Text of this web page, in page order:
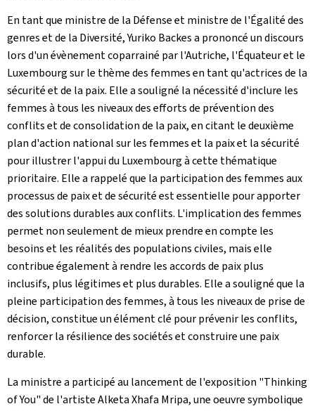
En tant que ministre de la Défense et ministre de l'Égalité des
genres et de la Diversité, Yuriko Backes a prononcé un discours
lors d'un évènement coparrainé par l'Autriche, l'Équateur et le
Luxembourg sur le thème des femmes en tant qu'actrices de la
sécurité et de la paix. Elle a souligné la nécessité d'inclure les
femmes à tous les niveaux des efforts de prévention des
conflits et de consolidation de la paix, en citant le deuxième
plan d'action national sur les femmes et la paix et la sécurité
pour illustrer l'appui du Luxembourg à cette thématique
prioritaire. Elle a rappelé que la participation des femmes aux
processus de paix et de sécurité est essentielle pour apporter
des solutions durables aux conflits. L'implication des femmes
permet non seulement de mieux prendre en compte les
besoins et les réalités des populations civiles, mais elle
contribue également à rendre les accords de paix plus
inclusifs, plus légitimes et plus durables. Elle a souligné que la
pleine participation des femmes, à tous les niveaux de prise de
décision, constitue un élément clé pour prévenir les conflits,
renforcer la résilience des sociétés et construire une paix
durable.
La ministre a participé au lancement de l'exposition "Thinking
of You" de l'artiste Alketa Xhafa Mripa, une oeuvre symbolique